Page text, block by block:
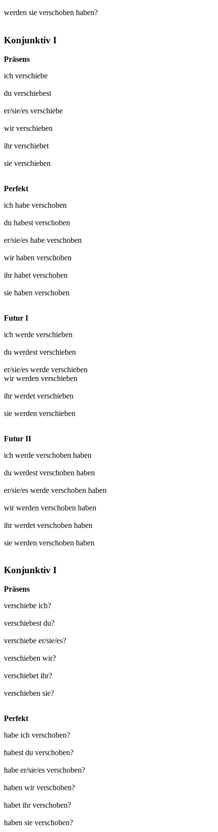
werden sie verschoben haben?
Konjunktiv I
Präsens
ich verschiebe
du verschiebest
er/sie/es verschiebe
wirverschieben
ihrverschiebet
sie verschieben
Perfekt
ich habe verschoben
du habest verschoben
er/sie/es habe verschoben
wir haben verschoben
ihr habet verschoben
sie haben verschoben
Futur I
ich werde verschieben
du werdest verschieben
er/sie/es werde verschieben
wir werden verschieben
ihr werdet verschieben
sie werden verschieben
Futur II
ich werde verschoben haben
du werdest verschoben haben
er/sie/es werde verschoben haben
wir werden verschoben haben
ihr werdet verschoben haben
sie werden verschoben haben
Konjunktiv I
Präsens
verschiebe ich?
verschiebest du?
verschiebe er/sie/es?
verschieben wir?
verschiebet ihr?
verschieben sie?
Perfekt
habe ich verschoben?
habest du verschoben?
habe er/sie/es verschoben?
haben wir verschoben?
habet ihr verschoben?
haben sie verschoben?